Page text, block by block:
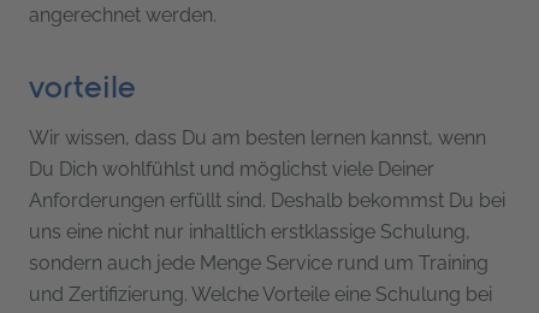
angerechnet werden.
vorteile
Wir wissen, dass Du am besten lernen kannst, wenn
Du Dich wohlfühlst und möglichst viele Deiner
Anforderungen erfüllt sind. Deshalb bekommst Du bei
uns eine nicht nur inhaltlich erstklassige Schulung,
sondern auch jede Menge Service rund um Training
und Zertifizierung. Welche Vorteile eine Schulung bei